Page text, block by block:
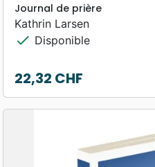
Journal de prière
Kathrin Larsen
check Disponible
Prix
22,32 CHF